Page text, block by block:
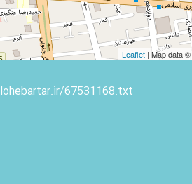
Leaflet | Map data ©
lohebartar.ir/67531168.txt